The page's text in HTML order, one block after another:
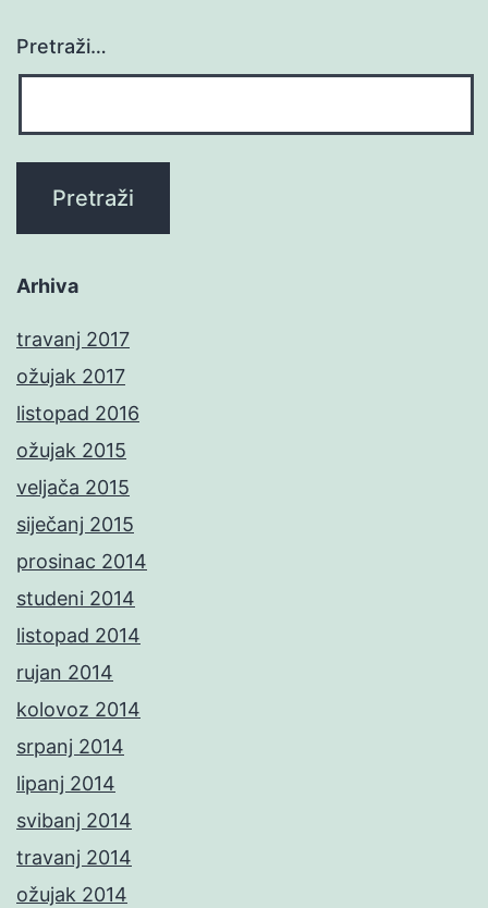
Pretraži…
Arhiva
travanj 2017
ožujak 2017
listopad 2016
ožujak 2015
veljača 2015
siječanj 2015
prosinac 2014
studeni 2014
listopad 2014
rujan 2014
kolovoz 2014
srpanj 2014
lipanj 2014
svibanj 2014
travanj 2014
ožujak 2014